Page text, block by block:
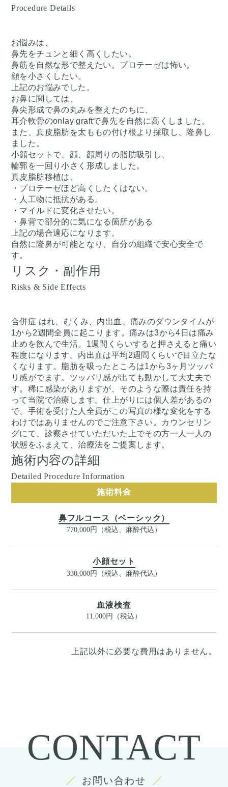
Procedure Details
お悩みは、
鼻先をチュンと細く高くしたい。
鼻筋を自然な形で整えたい。プロテーゼは怖い。
顔を小さくしたい。
上記のお悩みでした。
お鼻に関しては、
鼻尖形成で鼻の丸みを整えたのちに、
耳介軟骨のonlay graftで鼻先を自然に高くしました。
また、真皮脂肪を太ももの付け根より採取し、隆鼻し
ました。
小顔セットで、顔、顔周りの脂肪吸引し、
輪郭を一回り小さく形成しました。
真皮脂肪移植は、
・プロテーゼほど高くしたくはない。
・人工物に抵抗がある。
・マイルドに変化させたい。
・鼻背で部分的に気になる箇所がある
上記の場合適応になります。
自然に隆鼻が可能となり、自分の組織で安心安全で
す。
リスク・副作用
Risks & Side Effects
合併症 はれ、むくみ、内出血、痛みのダウンタイムが
1から2週間全員に起こります。痛みは3から4日は痛み
止めを飲んで生活。1週間くらいすると押さえると痛い
程度になります。内出血は平均2週間くらいで目立たな
くなります。脂肪を吸ったところは1から3ヶ月ツッパ
リ感がでます。ツッパリ感が出ても動かして大丈夫で
す。稀に感染がありますが、そのような際は責任を持
って当院で治療します。仕上がりには個人差があるの
で、手術を受けた人全員がこの写真の様な変化をする
わけではありませんのでご注意下さい。カウンセリン
グにて、診察させていただいた上でその方一人一人の
状態をふまえて、治療法をご提案します。
施術内容の詳細
Detailed Procedure Information
施術料金
鼻フルコース（ベーシック）
770,000円（税込、麻酔代込）
小顔セット
330,000円（税込、麻酔代込）
血液検査
11,000円（税込）
上記以外に必要な費用はありません。
CONTACT
お問い合わせ